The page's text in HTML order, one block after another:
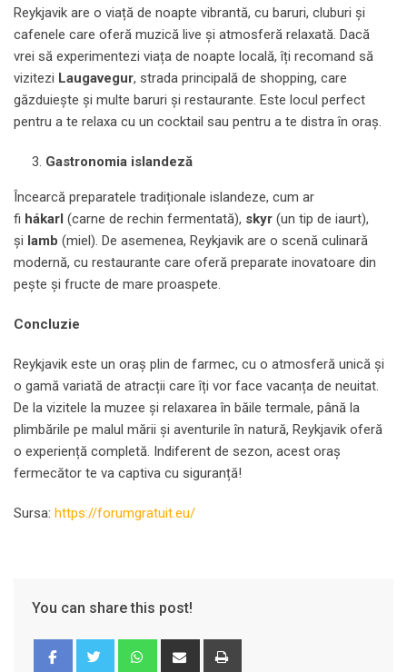
Reykjavik are o viață de noapte vibrantă, cu baruri, cluburi și
cafenele care oferă muzică live și atmosferă relaxată. Dacă
vrei să experimentezi viața de noapte locală, îți recomand să
vizitezi Laugavegur, strada principală de shopping, care
găzduiește și multe baruri și restaurante. Este locul perfect
pentru a te relaxa cu un cocktail sau pentru a te distra în oraș.
Gastronomia islandeză
Încearcă preparatele tradiționale islandeze, cum ar
fi hákarl (carne de rechin fermentată), skyr (un tip de iaurt),
și lamb (miel). De asemenea, Reykjavik are o scenă culinară
modernă, cu restaurante care oferă preparate inovatoare din
pește și fructe de mare proaspete.
Concluzie
Reykjavik este un oraș plin de farmec, cu o atmosferă unică și
o gamă variată de atracții care îți vor face vacanța de neuitat.
De la vizitele la muzee și relaxarea în băile termale, până la
plimbările pe malul mării și aventurile în natură, Reykjavik oferă
o experiență completă. Indiferent de sezon, acest oraș
fermecător te va captiva cu siguranță!
Sursa: https://forumgratuit.eu/
You can share this post!
WhatsappShare